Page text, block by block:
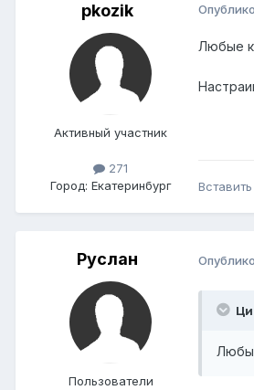
pkozik
Активный участник
271
Город: Екатеринбург
Любые
Руслан
Пользователи